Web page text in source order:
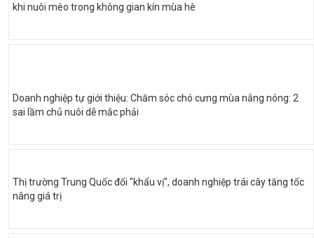
khi nuôi mèo trong không gian kín mùa hè
Doanh nghiệp tự giới thiệu: Chăm sóc chó cưng mùa nắng nóng: 2
sai lầm chủ nuôi dễ mắc phải
Thị trường Trung Quốc đổi "khẩu vị", doanh nghiệp trái cây tăng tốc
nâng giá trị